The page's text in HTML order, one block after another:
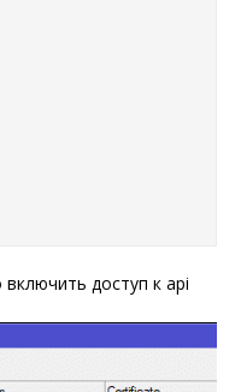
доступ к api